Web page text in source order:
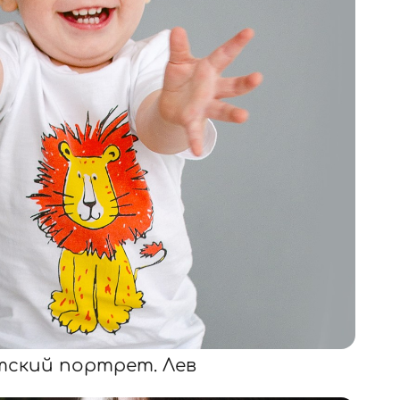
портрет. Лев